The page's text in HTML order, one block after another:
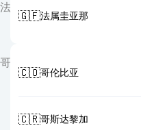
法
🇬🇫法属圭亚那
哥
🇨🇴哥伦比亚
🇨🇷哥斯达黎加